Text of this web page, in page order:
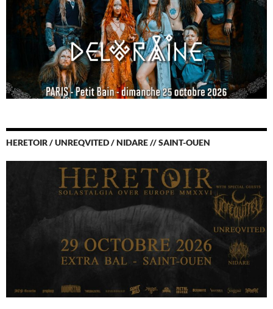
HERETOIR / UNREQVITED / NIDARE // SAINT-OUEN